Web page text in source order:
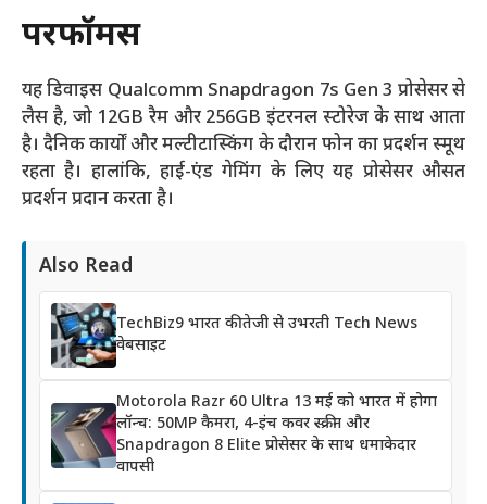
परफॉर्मेंस
यह डिवाइस Qualcomm Snapdragon 7s Gen 3 प्रोसेसर से
लैस है, जो 12GB रैम और 256GB इंटरनल स्टोरेज के साथ आता
है। दैनिक कार्यों और मल्टीटास्किंग के दौरान फोन का प्रदर्शन स्मूथ
रहता है। हालांकि, हाई-एंड गेमिंग के लिए यह प्रोसेसर औसत
प्रदर्शन प्रदान करता है।
Also Read
TechBiz9 भारत की तेजी से उभरती Tech News
वेबसाइट
Motorola Razr 60 Ultra 13 मई को भारत में होगा
लॉन्च: 50MP कैमरा, 4-इंच कवर स्क्रीन और
Snapdragon 8 Elite प्रोसेसर के साथ धमाकेदार
वापसी